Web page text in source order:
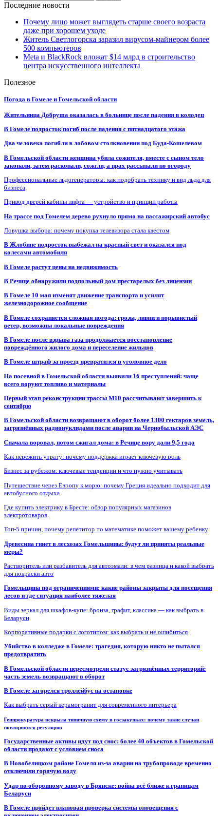
Последние новости
Почему лицо может выглядеть старше своего возраста
даже при хорошем уходе
Житель Светлогорска заразил вирусом-майнером более
500 компьютеров
Meta и BlackRock вложат $14 млрд в строительство
центра искусственного интеллекта
Полезное
Погода в Гомеле и Гомельской области
Жительница Добруша оказалась в больнице после падения в колодец
В Гомеле подросток погиб после падения с пятнадцатого этажа
Два человека погибли в лобовом столкновении под Буда-Кошелевом
В Гомельской области женщина убила сожителя, вместе с сыном тело
закопали, затем раскопали, сожгли, а прах рассыпали по огороду
Профессиональные льдогенераторы: как подобрать технику и вид льда для
бизнеса
Привод дверей кабины лифта — устройство и принцип работы
На трассе под Гомелем дерево рухнуло прямо на пассажирский автобус
Ловушка выбора: почему покупка телевизора стала квестом
В Жлобине подросток выбежал на красный свет и оказался под
колесами автомобиля
В Гомеле растут цены на недвижимость
В Речице обнаружили подпольный дом престарелых без лицензии
В Гомеле 10 мая изменят движение транспорта и усилят
железнодорожное сообщение
В Гомеле сохраняется сложная погода: грозы, ливни и порывистый
ветер, возможны локальные повреждения
В Гомеле после взрыва газа продолжается восстановление
повреждённого жилого дома и переселение жильцов
В Гомеле штраф за проезд превратился в уголовное дело
На посевной в Гомельской области выявили 16 преступлений: чаще
всего воруют топливо и материалы
Первый этап реконструкции трассы М10 рассчитывают завершить к
сентябрю
В Гомельской области возвращают в оборот более 1300 гектаров земель,
загрязнённых радионуклидами после аварии на Чернобыльской АЭС
Сначала воровал, потом сжигал дома: в Речице вору дали 9,5 года
Как пережить утрату: почему поддержка играет ключевую роль
Бизнес за рубежом: ключевые тенденции и что нужно учитывать
Путешествие через Европу к морю: почему Греция идеально подходит для
автобусного отдыха
Где купить электрику в Бресте: обзор популярных магазинов
электротоваров
Топ-5 причин, почему репетитор по математике поможет вашему ребенку
Древесина гниет в лесхозах Гомельщины: будут ли приняты реальные
меры?
Растворитель или разбавитель для автоэмали: в чем разница и какой выбрать
для покраски авто
Гомельщина под ограничениями: какие районы закрыты для посещения
лесов и где ситуация наиболее тяжелая
Виды зеркал для шкафов-купе: бронза, графит, классика — как выбрать в
Беларуси
Корпоративные подарки с логотипом: как выбрать и не ошибиться
Убийство в колледже в Гомеле: трагедия, которую никто не пытался
предотвратить
В Гомельской области пересмотрели статус загрязнённых территорий:
часть земель возвращают в оборот
В Гомеле загорелся троллейбус на остановке
Как выбрать серый керамогранит для современного интерьера
Генпрокуратура вскрыла типичную схему в госзакупках: почему такие случаи
повторяются регулярно
Государственные активы идут под снос: более 40 объектов в Гомельской
области продают с условием сноса
В Новобелицком районе Гомеля из-за аварии на трубопроводе временно
отключили горячую воду
Удар по оборонному заводу в Брянске: война всё ближе к границам
Беларуси
В Гомеле пройдет плановая проверка системы оповещения с